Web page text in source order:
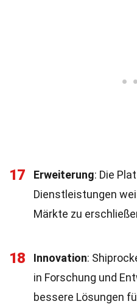
17 Erweiterung: Die
Dienstleistungen
Märkte zu
18 Innovation:
in Forschung und
bessere Lösungen